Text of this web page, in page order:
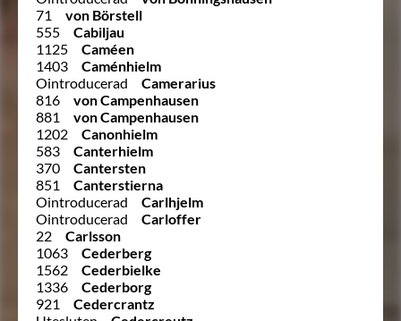
71
von Börstell
555
Cabiljau
1125
Caméen
1403
Caménhielm
Ointroducerad
Camerarius
816
von Campenhausen
881
von Campenhausen
1202
Canonhielm
583
Canterhielm
370
Cantersten
851
Canterstierna
Ointroducerad
Carlhjelm
Ointroducerad
Carloffer
22
Carlsson
1063
Cederberg
1562
Cederbielke
1336
Cederborg
921
Cedercrantz